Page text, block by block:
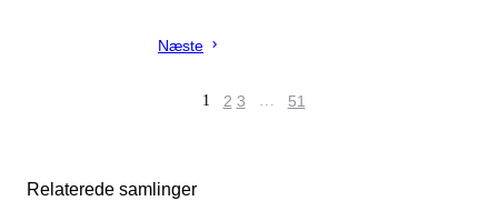
Næste
1 2 3 … 51
Relaterede samlinger